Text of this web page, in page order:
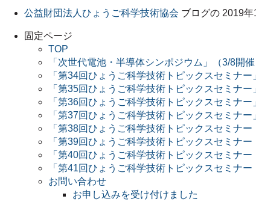
（旧COEプログラム
公益財団法人ひょうご科学技術協会 ブログの 2019年
固定ページ
TOP
「次世代電池・半導体シンポジウム」（3/8開
「第34回ひょうご科学技術トピックスセミナ
「第35回ひょうご科学技術トピックスセミナ
「第36回ひょうご科学技術トピックスセミナ
「第37回ひょうご科学技術トピックスセミナ
「第38回ひょうご科学技術トピックスセミナ
「第39回ひょうご科学技術トピックスセミナ
「第40回ひょうご科学技術トピックスセミナ
「第41回ひょうご科学技術トピックスセミナ
お問い合わせ
お申し込みを受け付けました